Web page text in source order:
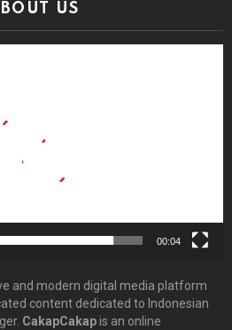
US
00:04
and modern digital media platform
content dedicated to Indonesian
CakapCakapis an online